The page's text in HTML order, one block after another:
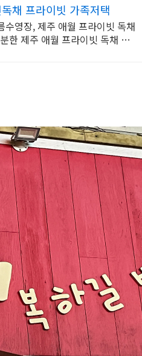
채 프라이빗 가족저택
영장, 제주 애월 프라이빗 독채
제주 애월 프라이빗 독채 가족